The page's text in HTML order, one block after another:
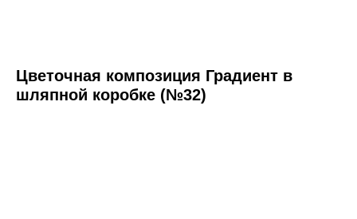
Цветочная композиция Градиент в
шляпной коробке (№32)